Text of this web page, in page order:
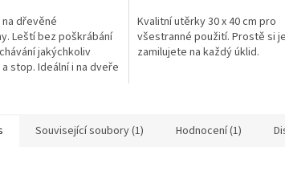
dřevěné
Leští bez poškrábání
jakýchkoliv
stop. Ideální i na dveře
5
hvězdiček.
Kvalitní utěrky 30 x 40 cm pro
všestranné použití. Prostě si je
zamilujete na každý úklid.
Související soubory (1) Hodnocení (1)